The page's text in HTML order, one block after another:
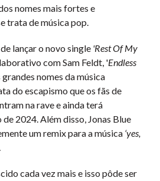
nomes mais fortes e
trata de música pop.
lançar o novo single 'Rest Of My
com Sam Feldt, 'Endless
nomes da música
do escapismo que os fãs de
na rave e ainda terá
2024. Além disso, Jonas Blue
um remix para a música ‘yes,
cada vez mais e isso pôde ser